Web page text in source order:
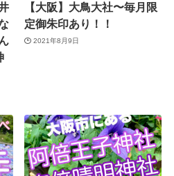
【大阪】大鳥大社〜毎月限
定御朱印あり！！
2021年8月9日